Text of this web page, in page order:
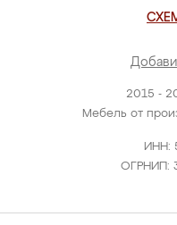
2015 -
Мебель от
ИНН:
ОГРНИП: